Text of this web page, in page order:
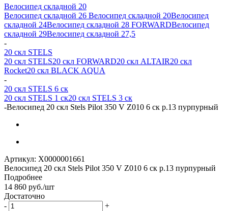
Велосипед складной 20
Велосипед складной 26 Велосипед складной 20Велосипед
складной 24Велосипед складной 28 FORWARDВелосипед
складной 29Велосипед складной 27,5
-
20 скл STELS
20 скл STELS20 скл FORWARD20 скл ALTAIR20 скл
Rocket20 скл BLACK AQUA
-
20 скл STELS 6 ск
20 скл STELS 1 ск20 скл STELS 3 ск
-Велосипед 20 скл Stels Pilot 350 V Z010 6 ск р.13 пурпурный
Артикул: X0000001661
Велосипед 20 скл Stels Pilot 350 V Z010 6 ск р.13 пурпурный
Подробнее
14 860 руб./шт
Достаточно
-
+